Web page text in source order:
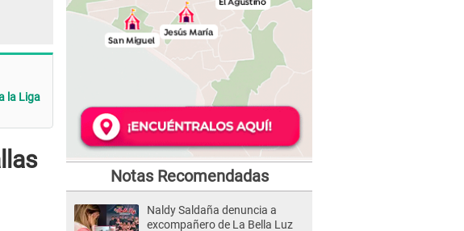
la Liga
Notas Recomendadas
Naldy Saldaña denuncia a
excompañero de La Bella Luz